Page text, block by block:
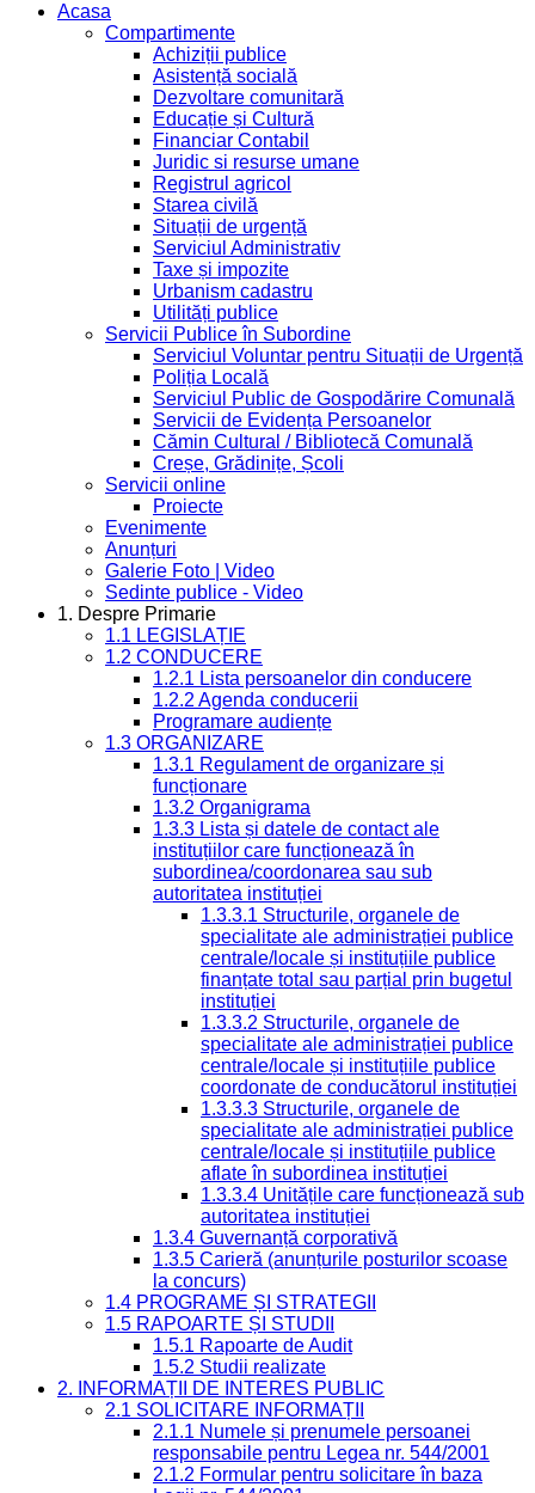
Acasa
Compartimente
Achiziții publice
Asistență socială
Dezvoltare comunitară
Educație și Cultură
Financiar Contabil
Juridic si resurse umane
Registrul agricol
Starea civilă
Situații de urgență
Serviciul Administrativ
Taxe și impozite
Urbanism cadastru
Utilități publice
Servicii Publice în Subordine
Serviciul Voluntar pentru Situații de Urgență
Poliția Locală
Serviciul Public de Gospodărire Comunală
Servicii de Evidența Persoanelor
Cămin Cultural / Bibliotecă Comunală
Creșe, Grădinițe, Școli
Servicii online
Proiecte
Evenimente
Anunțuri
Galerie Foto | Video
Sedinte publice - Video
1. Despre Primarie
1.1 LEGISLAȚIE
1.2 CONDUCERE
1.2.1 Lista persoanelor din conducere
1.2.2 Agenda conducerii
Programare audiențe
1.3 ORGANIZARE
1.3.1 Regulament de organizare și
funcționare
1.3.2 Organigrama
1.3.3 Lista și datele de contact ale
instituțiilor care funcționează în
subordinea/coordonarea sau sub
autoritatea instituției
1.3.3.1 Structurile, organele de
specialitate ale administrației publice
centrale/locale și instituțiile publice
finanțate total sau parțial prin bugetul
instituției
1.3.3.2 Structurile, organele de
specialitate ale administrației publice
centrale/locale și instituțiile publice
coordonate de conducătorul instituției
1.3.3.3 Structurile, organele de
specialitate ale administrației publice
centrale/locale și instituțiile publice
aflate în subordinea instituției
1.3.3.4 Unitățile care funcționează sub
autoritatea instituției
1.3.4 Guvernanță corporativă
1.3.5 Carieră (anunțurile posturilor scoase
la concurs)
1.4 PROGRAME ȘI STRATEGII
1.5 RAPOARTE ȘI STUDII
1.5.1 Rapoarte de Audit
1.5.2 Studii realizate
2. INFORMAȚII DE INTERES PUBLIC
2.1 SOLICITARE INFORMAȚII
2.1.1 Numele și prenumele persoanei
responsabile pentru Legea nr. 544/2001
2.1.2 Formular pentru solicitare în baza